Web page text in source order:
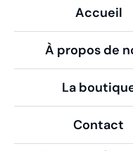
Accueil
À propos de
La
Contact